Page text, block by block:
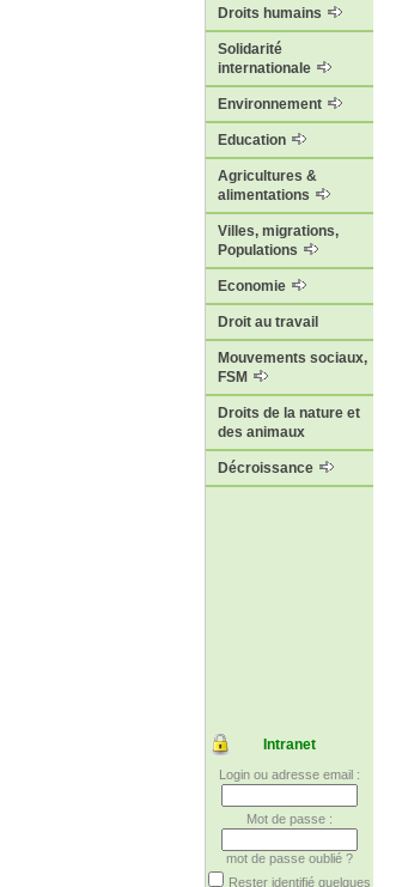
Droits humains
Solidarité
internationale
Environnement
Education
Agricultures &
alimentations
Villes, migrations,
Populations
Economie
Droit au travail
Mouvements sociaux,
FSM
Droits de la nature et
des animaux
Décroissance
Intranet
Login ou adresse email :
Mot de passe :
mot de passe oublié ?
Rester identifié quelques